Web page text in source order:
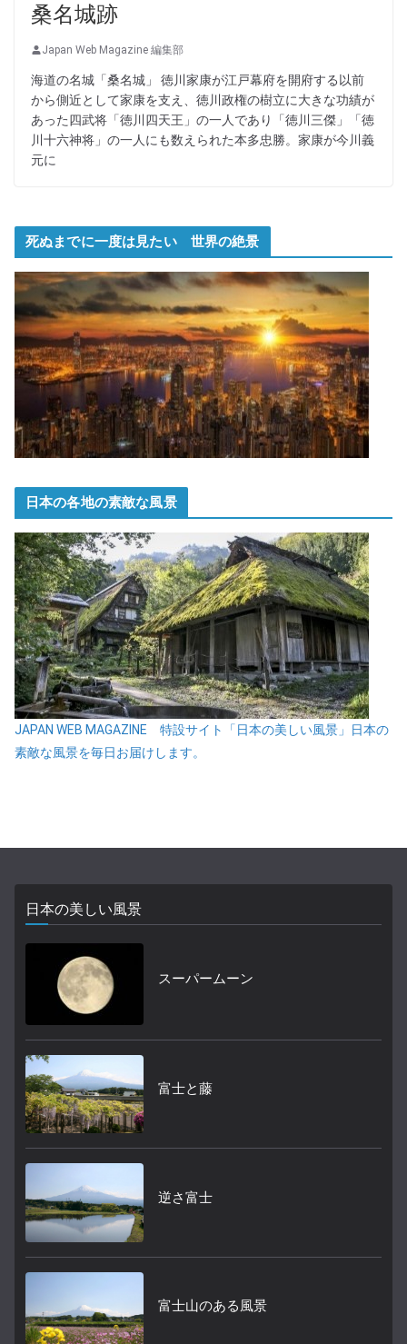
桑名城跡
Japan Web Magazine 編集部
海道の名城「桑名城」 徳川家康が江戸幕府を開府する以前
から側近として家康を支え、徳川政権の樹立に大きな功績が
あった四武将「徳川四天王」の一人であり「徳川三傑」「徳
川十六神将」の一人にも数えられた本多忠勝。家康が今川義
元に
死ぬまでに一度は見たい 世界の絶景
日本の各地の素敵な風景
JAPAN WEB MAGAZINE 特設サイト「日本の美しい風景」日本の
素敵な風景を毎日お届けします。
日本の美しい風景
スーパームーン
富士と藤
逆さ富士
富士山のある風景